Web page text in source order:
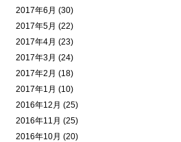
2017年6月 (30)
2017年5月 (22)
2017年4月 (23)
2017年3月 (24)
2017年2月 (18)
2017年1月 (10)
2016年12月 (25)
2016年11月 (25)
2016年10月 (20)